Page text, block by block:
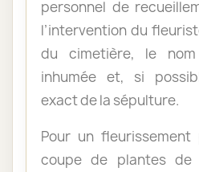
personnel de
l’intervention du
du cimetière, le
inhumée et, si
exact de la sépulture.
Pour un
coupe de plantes